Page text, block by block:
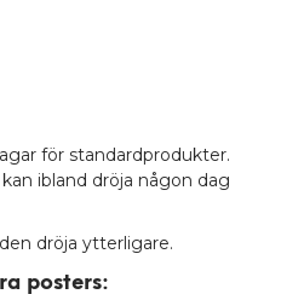
för standardprodukter.
ibland dröja någon dag
dröja ytterligare.
posters: